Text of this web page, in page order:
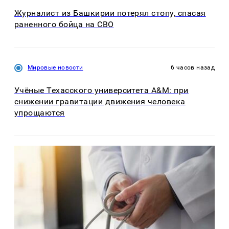
Журналист из Башкирии потерял стопу, спасая
раненного бойца на СВО
Мировые новости 6 часов назад
Учёные Техасского университета A&M: при
снижении гравитации движения человека
упрощаются